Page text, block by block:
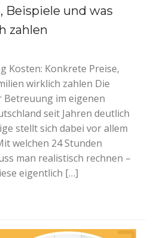
Beispiele und was
zahlen
Kosten: Konkrete Preise,
wirklich zahlen Die
Betreuung im eigenen
seit Jahren deutlich
stellt sich dabei vor allem
welchen 24 Stunden
man realistisch rechnen –
eigentlich […]